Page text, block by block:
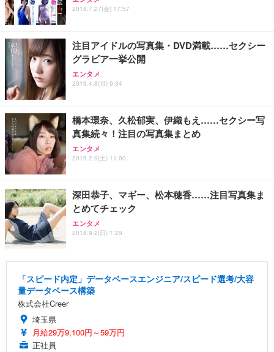
2018.7.27(金) 17:57
注目アイドルの写真集・DVD満載……セクシー
グラビア一挙公開
エンタメ
2019.4.8(月) 9:34
橋本環奈、久松郁実、伊織もえ……セクシー写
真集続々！注目の写真集まとめ
エンタメ
2019.2.9(土) 11:00
深田恭子、マギー、松本穂香……注目写真集ま
とめてチェック
エンタメ
2018.9.2(日) 1:29
「スピード内定」データベースエンジニア/スピード選考/大容
量データベース構築
株式会社Creer
埼玉県
月給29万9,100円～59万円
正社員